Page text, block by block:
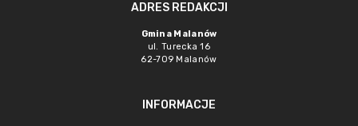
ADRES REDAKCJI
Gmina Malanów
ul. Turecka 16
62-709 Malanów
INFORMACJE